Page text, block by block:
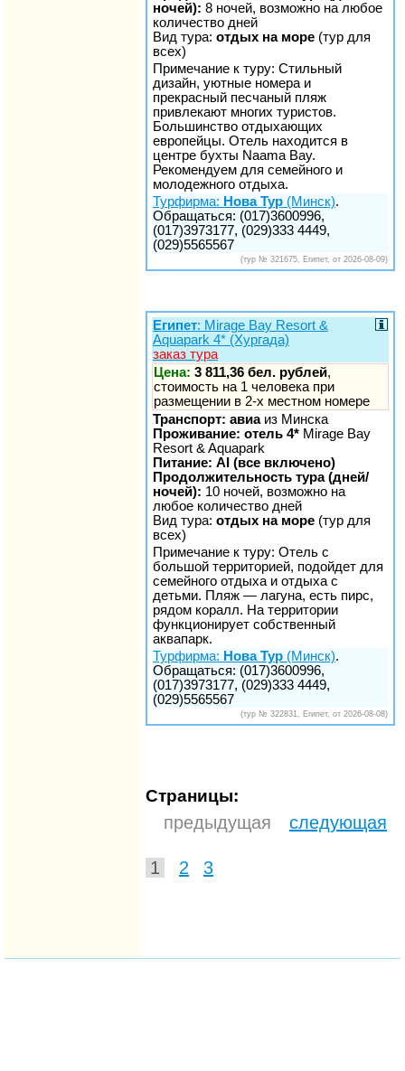
ночей): 8 ночей, возможно на любое
количество дней
Вид тура: отдых на море (тур для
всех)
Примечание к туру: Стильный
дизайн, уютные номера и
прекрасный песчаный пляж
привлекают многих туристов.
Большинство отдыхающих
европейцы. Отель находится в
центре бухты Naama Bay.
Рекомендуем для семейного и
молодежного отдыха.
Турфирма: Нова Тур (Минск).
Обращаться: (017)3600996,
(017)3973177, (029)333 4449,
(029)5565567
(тур № 321675, Египет, от 2026-08-09)
Египет: Mirage Bay Resort &
Aquapark 4* (Хургада)
заказ тура
Цена: 3 811,36 бел. рублей,
стоимость на 1 человека при
размещении в 2-х местном номере
Транспорт: авиаиз Минска
Проживание: отель 4* Mirage Bay
Resort & Aquapark
Питание: AI (все включено)
Продолжительность тура (дней/
ночей): 10 ночей, возможно на
любое количество дней
Вид тура: отдых на море (тур для
всех)
Примечание к туру: Отель с
большой территорией, подойдет для
семейного отдыха и отдыха с
детьми. Пляж — лагуна, есть пирс,
рядом коралл. На территории
функционирует собственный
аквапарк.
Турфирма: Нова Тур (Минск).
Обращаться: (017)3600996,
(017)3973177, (029)333 4449,
(029)5565567
(тур № 322831, Египет, от 2026-08-08)
Страницы:
предыдущая следующая
1 2 3